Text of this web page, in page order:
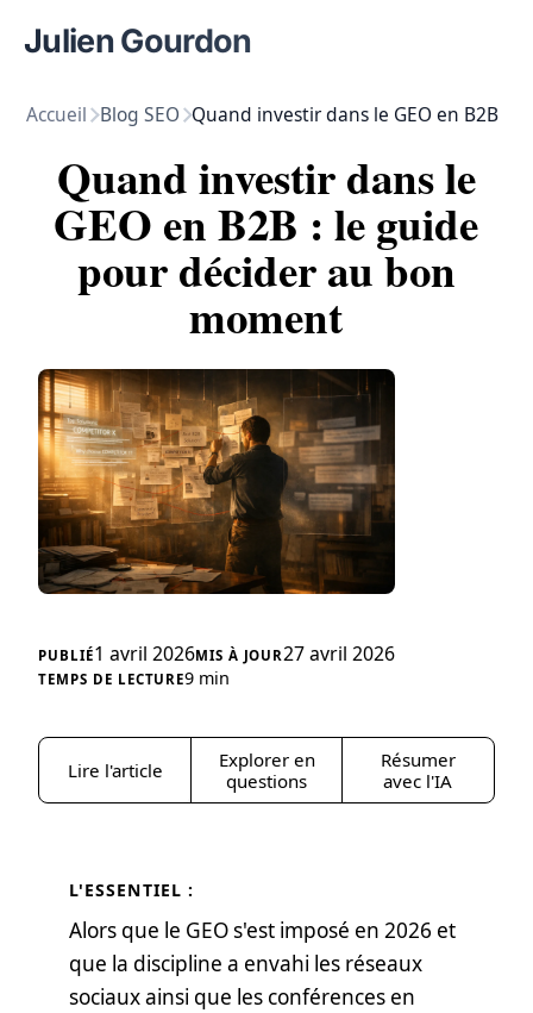
Julien Gourdon
Accueil Blog SEO Quand investir dans le GEO en B2B
Quand investir dans le
GEO en B2B : le guide
pour décider au bon
moment
1 avril 2026 27 avril 2026
9 min
Lire l'article
Explorer en
questions
Résumer
avec l'IA
L'ESSENTIEL :
Alors que le GEO s'est imposé en 2026 et
que la discipline a envahi les réseaux
sociaux ainsi que les conférences en